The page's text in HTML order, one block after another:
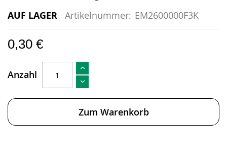
AUF LAGER Artikelnummer: EM2600000F3K
0,30 €
Anzahl
Zum Warenkorb